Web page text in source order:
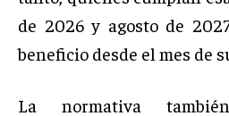
de 2026 y agosto de
beneficio desde el mes de
La normativa